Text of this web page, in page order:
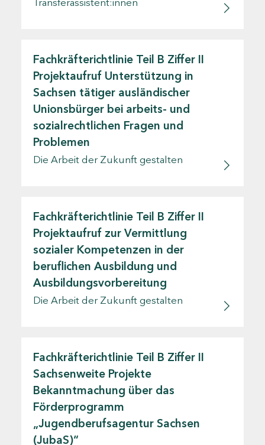
Fachkräfterichtlinie Teil B Ziffer II
Projektaufruf Unterstützung in
Sachsen tätiger ausländischer
Unionsbürger bei arbeits- und
sozialrechtlichen Fragen und
Problemen
Die Arbeit der Zukunft gestalten
Fachkräfterichtlinie Teil B Ziffer II
Projektaufruf zur Vermittlung
sozialer Kompetenzen in der
beruflichen Ausbildung und
Ausbildungsvorbereitung
Die Arbeit der Zukunft gestalten
Fachkräfterichtlinie Teil B Ziffer II
Sachsenweite Projekte
Bekanntmachung über das
Förderprogramm
„Jugendberufsagentur Sachsen
(JubaS)“